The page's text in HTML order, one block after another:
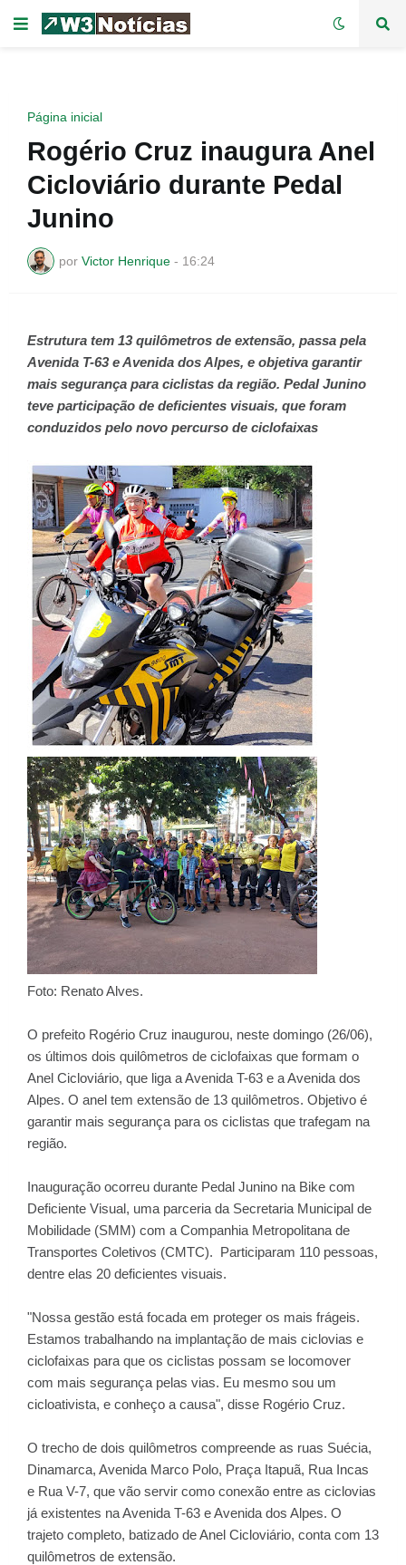
Página inicial
Rogério Cruz inaugura Anel
Cicloviário durante Pedal
Junino
por Victor Henrique - 16:24
Estrutura tem 13 quilômetros de extensão, passa pela
Avenida T-63 e Avenida dos Alpes, e objetiva garantir
mais segurança para ciclistas da região. Pedal Junino
teve participação de deficientes visuais, que foram
conduzidos pelo novo percurso de ciclofaixas
Foto: Renato Alves.
O prefeito Rogério Cruz inaugurou, neste domingo (26/06),
os últimos dois quilômetros de ciclofaixas que formam o
Anel Cicloviário, que liga a Avenida T-63 e a Avenida dos
Alpes. O anel tem extensão de 13 quilômetros. Objetivo é
garantir mais segurança para os ciclistas que trafegam na
região.
Inauguração ocorreu durante Pedal Junino na Bike com
Deficiente Visual, uma parceria da Secretaria Municipal de
Mobilidade (SMM) com a Companhia Metropolitana de
Transportes Coletivos (CMTC). Participaram 110 pessoas,
dentre elas 20 deficientes visuais.
"Nossa gestão está focada em proteger os mais frágeis.
Estamos trabalhando na implantação de mais ciclovias e
ciclofaixas para que os ciclistas possam se locomover
com mais segurança pelas vias. Eu mesmo sou um
cicloativista, e conheço a causa", disse Rogério Cruz.
O trecho de dois quilômetros compreende as ruas Suécia,
Dinamarca, Avenida Marco Polo, Praça Itapuã, Rua Incas
e Rua V-7, que vão servir como conexão entre as ciclovias
já existentes na Avenida T-63 e Avenida dos Alpes. O
trajeto completo, batizado de Anel Cicloviário, conta com 13
quilômetros de extensão.